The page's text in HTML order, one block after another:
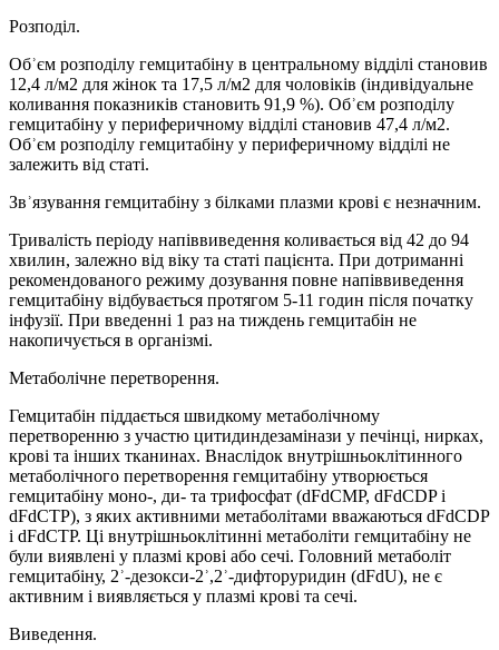
Розподіл.
Обʾєм розподілу гемцитабіну в центральному відділі становив
12,4 л/м2 для жінок та 17,5 л/м2 для чоловіків (індивідуальне
коливання показників становить 91,9 %). Обʾєм розподілу
гемцитабіну у периферичному відділі становив 47,4 л/м2.
Обʾєм розподілу гемцитабіну у периферичному відділі не
залежить від статі.
Звʾязування гемцитабіну з білками плазми крові є незначним.
Тривалість періоду напіввиведення коливається від 42 до 94
хвилин, залежно від віку та статі пацієнта. При дотриманні
рекомендованого режиму дозування повне напіввиведення
гемцитабіну відбувається протягом 5-11 годин після початку
інфузії. При введенні 1 раз на тиждень гемцитабін не
накопичується в організмі.
Метаболічне перетворення.
Гемцитабін піддається швидкому метаболічному
перетворенню з участю цитидиндезамінази у печінці, нирках,
крові та інших тканинах. Внаслідок внутрішньоклітинного
метаболічного перетворення гемцитабіну утворюється
гемцитабіну моно-, ди- та трифосфат (dFdCMP, dFdCDP і
dFdCTP), з яких активними метаболітами вважаються dFdCDP
і dFdCTP. Ці внутрішньоклітинні метаболіти гемцитабіну не
були виявлені у плазмі крові або сечі. Головний метаболіт
гемцитабіну, 2ʾ-дезокси-2ʾ,2ʾ-дифторуридин (dFdU), не є
активним і виявляється у плазмі крові та сечі.
Виведення.